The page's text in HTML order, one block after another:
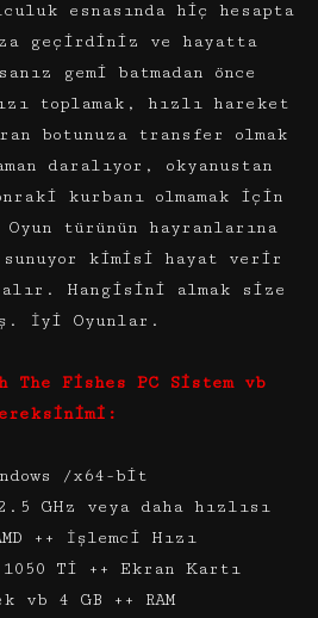
esnasında hiç hesapta
geçirdiniz ve hayatta
gemi batmadan önce
toplamak, hızlı hareket
botunuza transfer olmak
daralıyor, okyanustan
kurbanı olmamak için
türünün hayranlarına
kimisi hayat verir
Hangisini almak size
İyi Oyunlar.
The Fishes PC Sistem vb
/x64-bit
GHz veya daha hızlısı
++ İşlemci Hızı
Ti ++ Ekran Kartı
vb 4 GB ++ RAM